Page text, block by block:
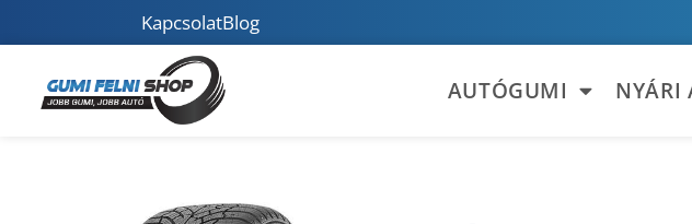
KapcsolatBlog
AUTÓGUMI NYÁRI